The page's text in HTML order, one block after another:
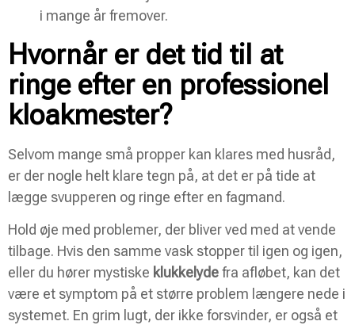
i mange år fremover.
Hvornår er det tid til at
ringe efter en professionel
kloakmester?
Selvom mange små propper kan klares med husråd,
er der nogle helt klare tegn på, at det er på tide at
lægge svupperen og ringe efter en fagmand.
Hold øje med problemer, der bliver ved med at vende
tilbage. Hvis den samme vask stopper til igen og igen,
eller du hører mystiske klukkelydefra afløbet, kan det
være et symptom på et større problem længere nede i
systemet. En grim lugt, der ikke forsvinder, er også et